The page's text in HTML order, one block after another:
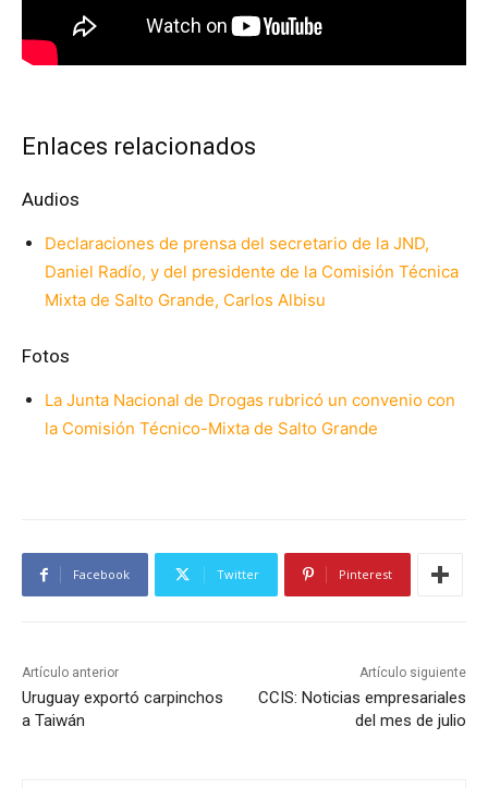
Enlaces relacionados
Audios
Declaraciones de prensa del secretario de la JND,
Daniel Radío, y del presidente de la Comisión Técnica
Mixta de Salto Grande, Carlos Albisu
Fotos
La Junta Nacional de Drogas rubricó un convenio con
la Comisión Técnico-Mixta de Salto Grande
Facebook Twitter Pinterest
Artículo anterior
Uruguay exportó carpinchos
a Taiwán
Artículo siguiente
CCIS: Noticias empresariales
del mes de julio